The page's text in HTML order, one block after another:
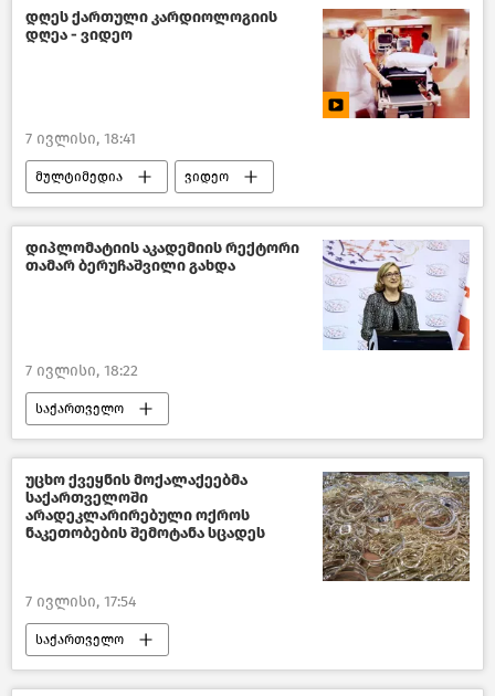
ევროკავშირი
პოლიტიკა საქართველოში
შალვა პაპუაშვილი
დღეს ქართული კარდიოლოგიის
დღეა - ვიდეო
7 ივლისი, 18:41
მულტიმედია ვიდეო
ჯანდაცვა საქართველოში
საქართველო საზოგადოება
დიპლომატიის აკადემიის რექტორი
თამარ ბერუჩაშვილი გახდა
7 ივლისი, 18:22
საქართველო
საქართველოს საგარეო პოლიტიკა
პოლიტიკა საქართველოში
საქართველოს მთავრობა
ახალი ამბები
უცხო ქვეყნის მოქალაქეებმა
საქართველოში
არადეკლარირებული ოქროს
ნაკეთობების შემოტანა სცადეს
7 ივლისი, 17:54
საქართველო
კრიმინალი საქართველოში